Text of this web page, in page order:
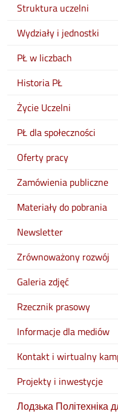
Struktura uczelni
Wydziały i jednostki
PŁ w liczbach
Historia PŁ
Życie Uczelni
PŁ dla społeczności
Oferty pracy
Zamówienia publiczne
Materiały do pobrania
Newsletter
Zrównoważony rozwój
Galeria zdjęć
Rzecznik prasowy
Informacje dla mediów
Kontakt i wirtualny
Projekty i inwestycje
Лодзька Політехніка